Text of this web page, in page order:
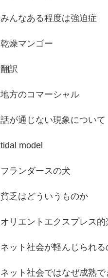
みんなある程度は強迫症
乾燥マンゴー
翻訳
地方のコマーシャル
話が通じない現象について
tidal model
フランダースの犬
貧乏はどういうものか
オリエントエクスプレス的
ネット社会が軽んじられる
ネット社会ではなぜ成熟